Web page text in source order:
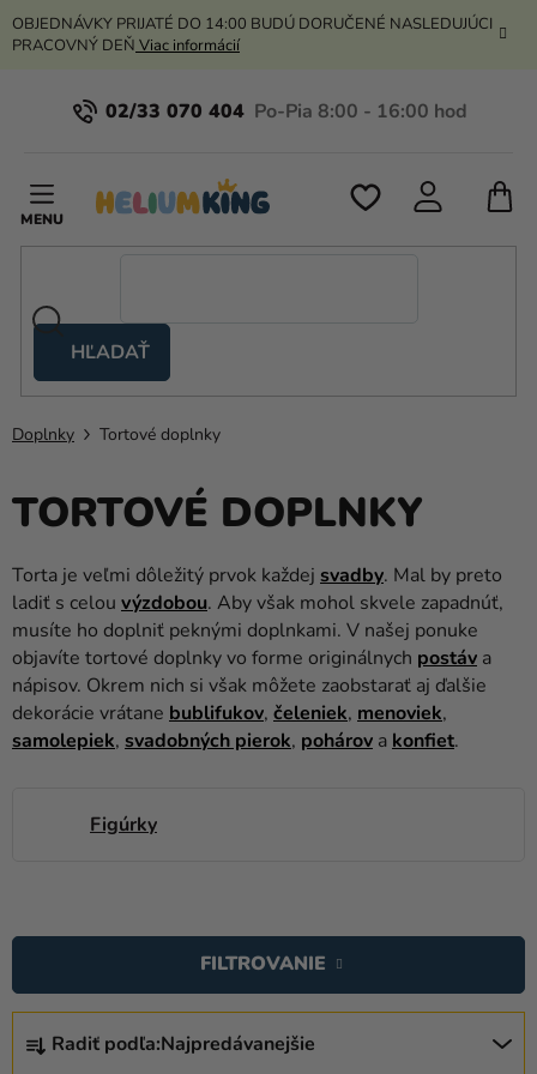
Prejsť
na
OBJEDNÁVKY PRIJATÉ DO 14:00 BUDÚ DORUČENÉ NASLEDUJÚCI
PRACOVNÝ DEŇ Viac informácií
02/33 070 404
HĽADAŤ
stany
Kanekalon
Hélium
a
Svadba
Párty
Výzdoba
a
doplnky
kostýmy a
Darčeky
Doplnky Tortové doplnky
TORTOVÉ DOPLNKY
Torta je veľmi dôležitý prvok každej svadby. Mal by preto
ladiť s celou výzdobou. Aby však mohol skvele zapadnúť,
musíte ho doplniť peknými doplnkami. V našej ponuke
objavíte tortové doplnky vo forme originálnych postáv a
nápisov. Okrem nich si však môžete zaobstarať aj ďalšie
dekorácie vrátane bublifukov, čeleniek, menoviek,
samolepiek, svadobných pierok, pohárov a konfiet.
Figúrky
A
Radiť podľa:Najpredávanejšie
FILTROVANIE
Ý
P
I
S